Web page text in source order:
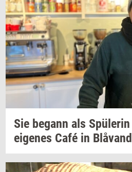
Sie be­gann als Spülerin
ei­ge­nes Café in Blåvand